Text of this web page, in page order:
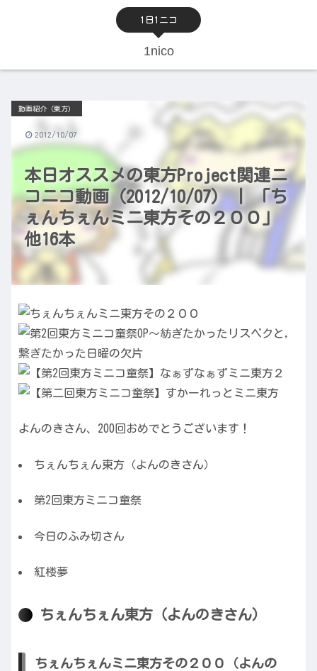
1日1ニコ
1nico
本日オススメの東方Project関連ニ
コニコ動画（2012/10/07） | 「ち
ぇんちぇんミニ東方その２００」
他16本
動画紹介（東方）
2012/10/07
よんのきさん、200回おめでとうございます！
ちぇんちぇん東方（よんのきさん）
第2回東方ミニコ童祭
今日のふみ切さん
紅楼夢
ちぇんちぇん東方（よんのきさん）
ちぇんちぇんミニ東方その２００（よんの